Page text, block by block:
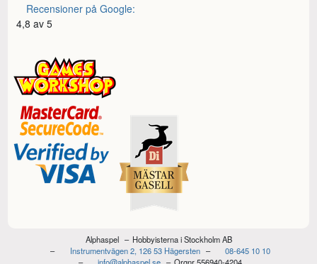
Recensioner på Google:
4,8 av 5
Alphaspel
Hobbyisterna i Stockholm AB
Instrumentvägen 2, 126 53 Hägersten
08-645 10 10